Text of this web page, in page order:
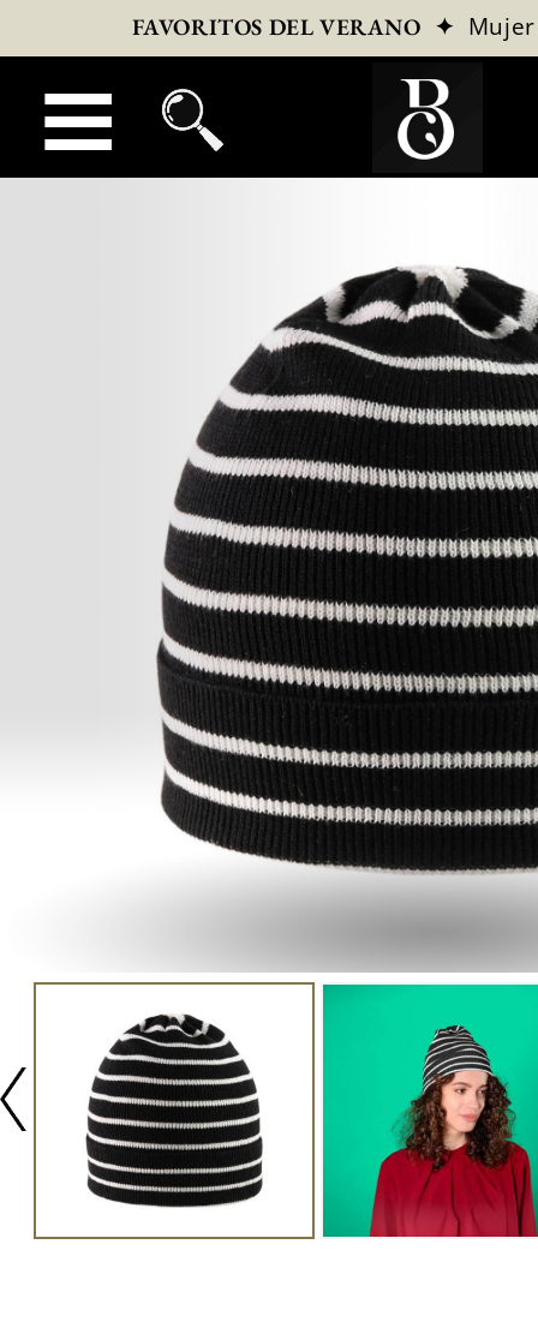
FAVORITOS DEL VERANO ✦ Mujer